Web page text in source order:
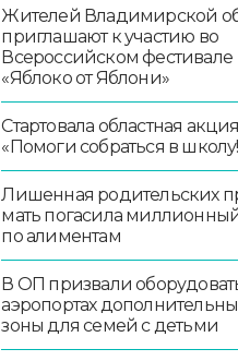
Жителей Владимирской
приглашают к участию во
Всероссийском фестивале
«Яблоко от Яблони»
Стартовала областная акция
«Помоги собраться в
Лишенная родительских
мать погасила
по алиментам
В ОП призвали
аэропортах
зоны для семей с детьми